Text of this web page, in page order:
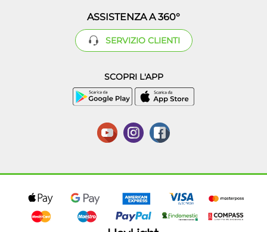
ASSISTENZA A 360°
SERVIZIO CLIENTI
SCOPRI L'APP